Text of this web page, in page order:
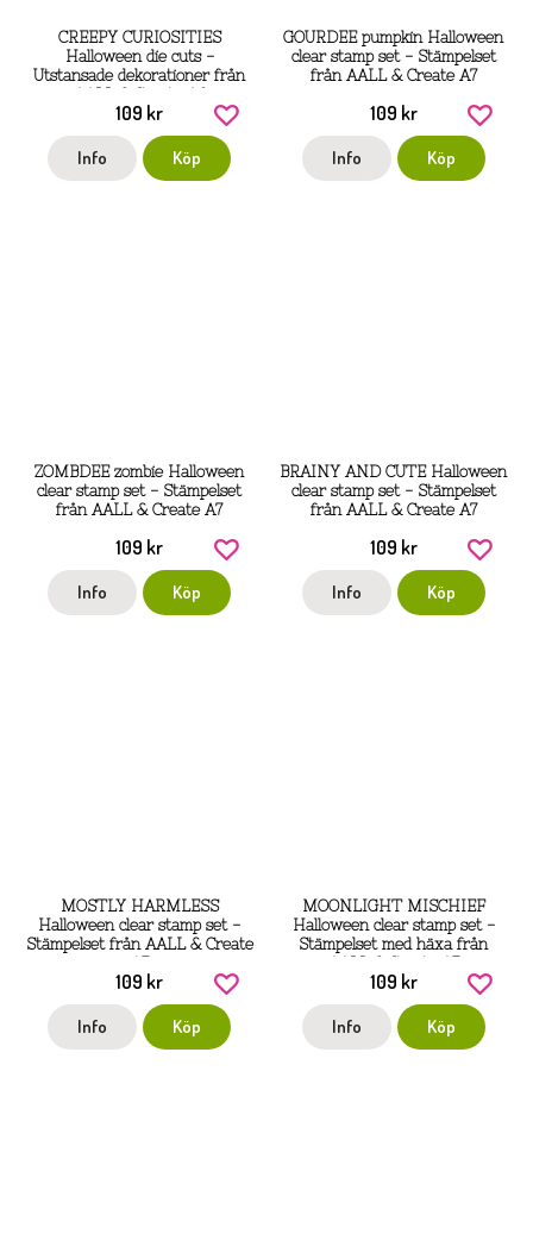
CREEPY CURIOSITIES
Halloween die cuts -
Utstansade dekorationer från
109 kr
Info Köp
GOURDEE pumpkin Halloween
clear stamp set - Stämpelset
från AALL & Create A7
109 kr
Info Köp
ZOMBDEE zombie Halloween
clear stamp set - Stämpelset
från AALL & Create A7
109 kr
Info Köp
BRAINY AND CUTE Halloween
clear stamp set - Stämpelset
från AALL & Create A7
109 kr
Info Köp
MOSTLY HARMLESS
Halloween clear stamp set -
Stämpelset från AALL & Create
109 kr
Info Köp
MOONLIGHT MISCHIEF
Halloween clear stamp set -
Stämpelset med häxa från
109 kr
Info Köp